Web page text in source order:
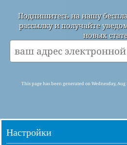
Подпишитесь на нашу
рассылку и получайте
новых
This page has been generated on Wednesday,
Настройки